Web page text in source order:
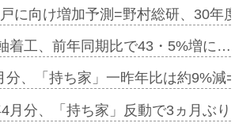
に向け増加予測=野村総研、30年
着工、前年同期比で43・5%増に…
分、「持ち家」一昨年比は約9%
月分、「持ち家」反動で3ヵ月ぶ